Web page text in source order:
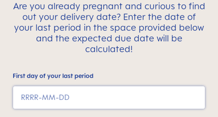
Are you already pregnant and curious to find
out your delivery date? Enter the date of
your last period in the space provided below
and the expected due date will be
calculated!
First day of your last period